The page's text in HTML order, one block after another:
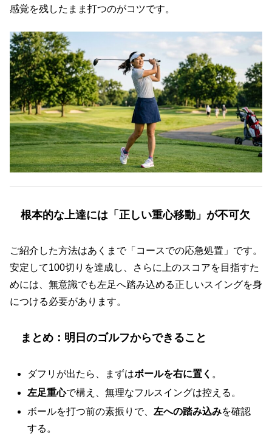
感覚を残したまま打つのがコツです。
根本的な上達には「正しい重心移動」が不可欠
ご紹介した方法はあくまで「コースでの応急処置」です。
安定して100切りを達成し、さらに上のスコアを目指すた
めには、無意識でも左足へ踏み込める正しいスイングを身
につける必要があります。
まとめ：明日のゴルフからできること
ダフリが出たら、まずはボールを右に置く 。
左足重心で構え、無理なフルスイングは控える。
ボールを打つ前の素振りで、左への踏み込みを確認
する。